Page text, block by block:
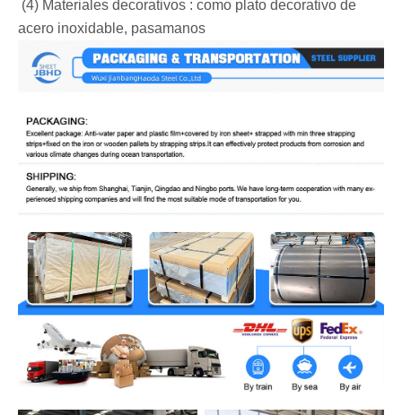
‌ (4) Materiales decorativos ‌: como plato decorativo de
acero inoxidable, pasamanos